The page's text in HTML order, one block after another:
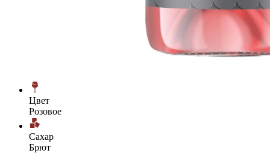
Цвет
Розовое
Сахар
Брют